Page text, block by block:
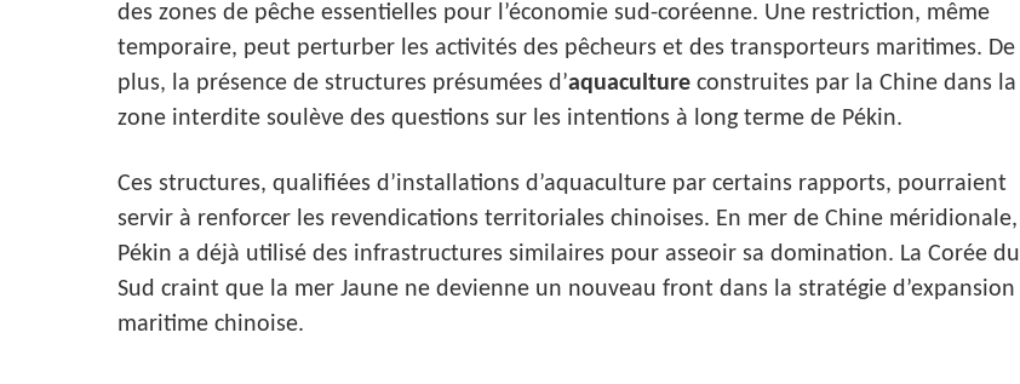
des zones de pêche essentielles pour l’économie sud-coréenne. Une restriction, même
temporaire, peut perturber les activités des pêcheurs et des transporteurs maritimes. De
plus, la présence de structures présumées d’aquaculture construites par la Chine dans la
zone interdite soulève des questions sur les intentions à long terme de Pékin.
Ces structures, qualifiées d’installations d’aquaculture par certains rapports, pourraient
servir à renforcer les revendications territoriales chinoises. En mer de Chine méridionale,
Pékin a déjà utilisé des infrastructures similaires pour asseoir sa domination. La Corée du
Sud craint que la mer Jaune ne devienne un nouveau front dans la stratégie d’expansion
maritime chinoise.